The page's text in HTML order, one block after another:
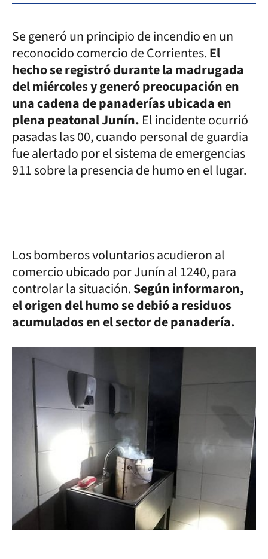
Se generó un principio de incendio en un
reconocido comercio de Corrientes.El
hecho se registró durante la madrugada
del miércoles y generó preocupación en
una cadena de panaderías ubicada en
plena peatonal Junín. El incidente ocurrió
pasadas las 00, cuando personal de guardia
fue alertado por el sistema de emergencias
911 sobre la presencia de humo en el lugar.
Los bomberos voluntarios acudieron al
comercio ubicado por Junín al 1240, para
controlar la situación.Según informaron,
el origen del humo se debió a residuos
acumulados en el sector de panadería.